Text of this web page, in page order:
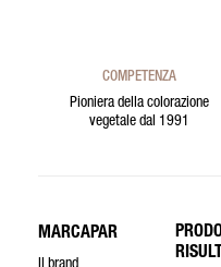
COMPETENZA
Pioniera della colorazione
vegetale dal 1991
MARCAPAR